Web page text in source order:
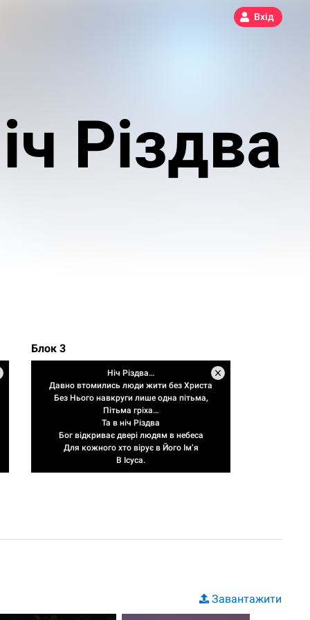
Вхід
Різдва
Блок 3
Ніч Різдва…
Давно втомились люди жити без Христа
Без Нього навкруги лише одна пітьма,
Пітьма гріха…
Та в ніч Різдва
Бог відкриває двері людям в небеса
Для кожного хто вірує в Його Ім’я
В Ісуса.
Завантажити